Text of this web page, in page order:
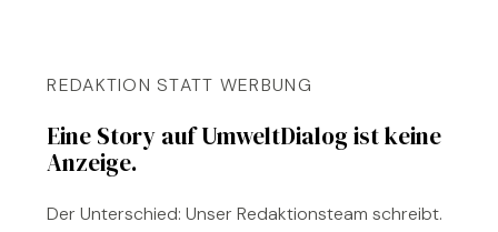
REDAKTION STATT WERBUNG
Eine Story auf UmweltDialog ist keine
Anzeige.
Der Unterschied: Unser Redaktionsteam schreibt.